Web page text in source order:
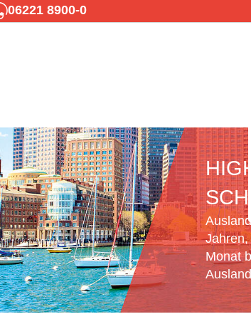
06221 8900-0
Monat